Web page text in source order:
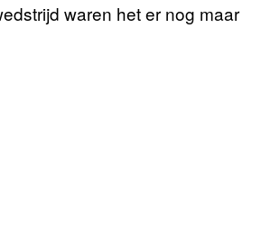
waren het er nog maar